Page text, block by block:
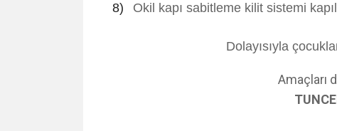
8)
Okil kapı sabitleme kilit sistemi
Dolayısıyla
Amaçları